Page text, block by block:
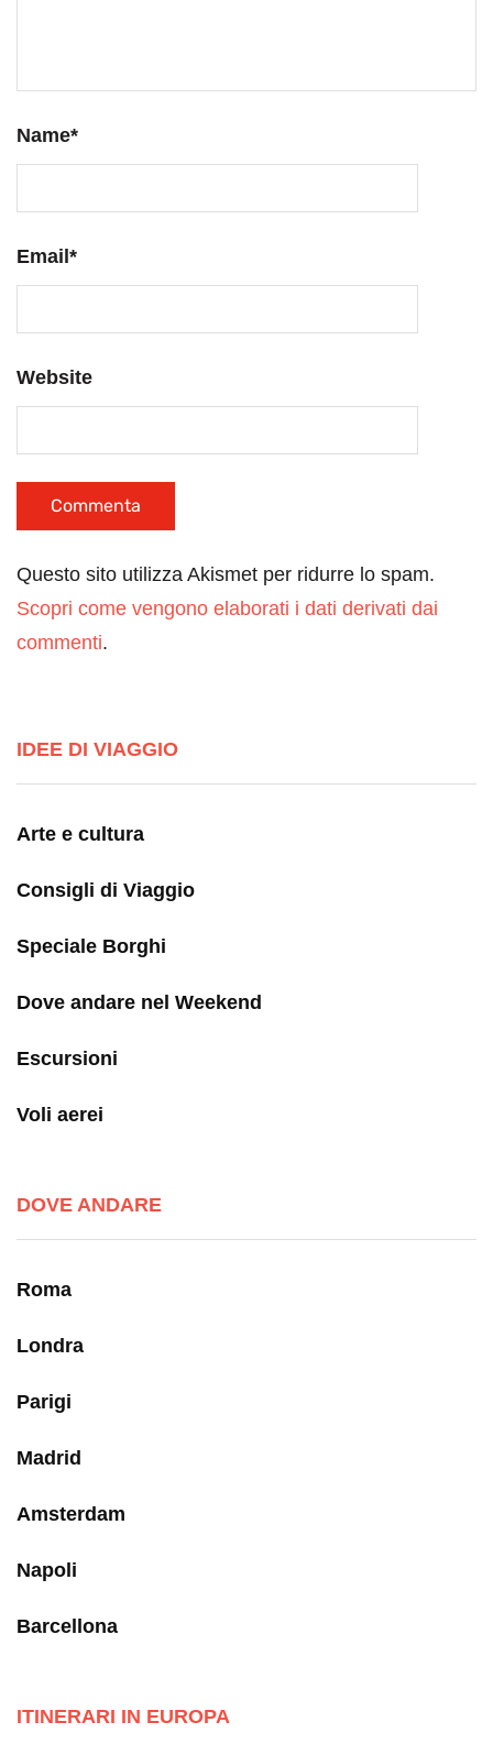
Name*
Email*
Website
Questo sito utilizza Akismet per ridurre lo spam.
Scopri come vengono elaborati i dati derivati dai
commenti.
IDEE DI VIAGGIO
Arte e cultura
Consigli di Viaggio
Speciale Borghi
Dove andare nel Weekend
Escursioni
Voli aerei
DOVE ANDARE
Roma
Londra
Parigi
Madrid
Amsterdam
Napoli
Barcellona
ITINERARI IN EUROPA